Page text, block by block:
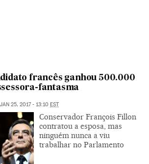
francês ganhou 500.000
fantasma
JAN 25, 2017 - 13:10 EST
Conservador François Fillon
contratou a esposa, mas
ninguém nunca a viu
trabalhar no Parlamento